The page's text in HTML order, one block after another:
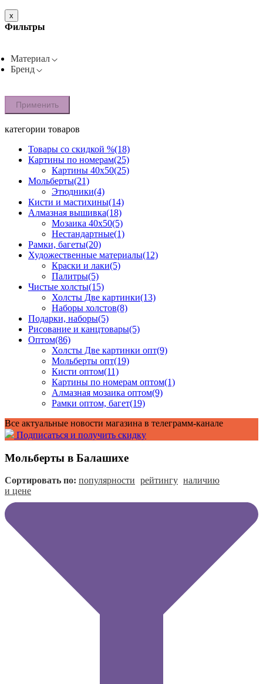
x
Фильтры
Материал
Бренд
Применить
категории товаров
Товары со скидкой %(18)
Картины по номерам(25)
Картины 40x50(25)
Мольберты(21)
Этюдники(4)
Кисти и мастихины(14)
Алмазная вышивка(18)
Мозаика 40x50(5)
Нестандартные(1)
Рамки, багеты(20)
Художественные материалы(12)
Краски и лаки(5)
Палитры(5)
Чистые холсты(15)
Холсты Две картинки(13)
Наборы холстов(8)
Подарки, наборы(5)
Рисование и канцтовары(5)
Оптом(86)
Холсты Две картинки опт(9)
Мольберты опт(19)
Кисти оптом(11)
Картины по номерам оптом(1)
Алмазная мозаика оптом(9)
Рамки оптом, багет(19)
Все актуальные новости магазина в телеграмм-канале
Подписаться и получить скидку
Мольберты в Балашихе
Сортировать по: популярности рейтингу наличию
и цене